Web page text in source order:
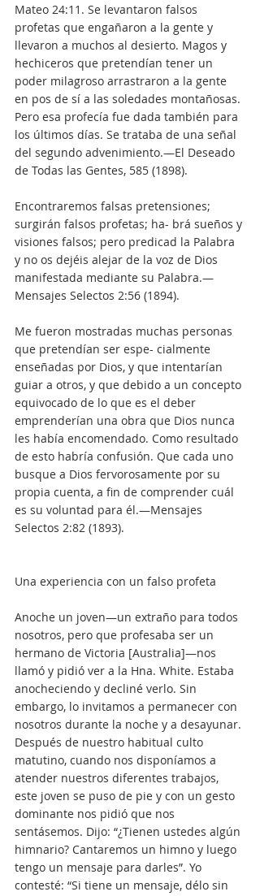
Mateo 24:11. Se levantaron falsos
profetas que engañaron a la gente y
llevaron a muchos al desierto. Magos y
hechiceros que pretendían tener un
poder milagroso arrastraron a la gente
en pos de sí a las soledades montañosas.
Pero esa profecía fue dada también para
los últimos días. Se trataba de una señal
del segundo advenimiento.—El Deseado
de Todas las Gentes, 585 (1898).
Encontraremos falsas pretensiones;
surgirán falsos profetas; ha- brá sueños y
visiones falsos; pero predicad la Palabra
y no os dejéis alejar de la voz de Dios
manifestada mediante su Palabra.—
Mensajes Selectos 2:56 (1894).
Me fueron mostradas muchas personas
que pretendían ser espe- cialmente
enseñadas por Dios, y que intentarían
guiar a otros, y que debido a un concepto
equivocado de lo que es el deber
emprenderían una obra que Dios nunca
les había encomendado. Como resultado
de esto habría confusión. Que cada uno
busque a Dios fervorosamente por su
propia cuenta, a fin de comprender cuál
es su voluntad para él.—Mensajes
Selectos 2:82 (1893).
Una experiencia con un falso profeta
Anoche un joven—un extraño para todos
nosotros, pero que profesaba ser un
hermano de Victoria [Australia]—nos
llamó y pidió ver a la Hna. White. Estaba
anocheciendo y decliné verlo. Sin
embargo, lo invitamos a permanecer con
nosotros durante la noche y a desayunar.
Después de nuestro habitual culto
matutino, cuando nos disponíamos a
atender nuestros diferentes trabajos,
este joven se puso de pie y con un gesto
dominante nos pidió que nos
sentásemos. Dijo: “¿Tienen ustedes algún
himnario? Cantaremos un himno y luego
tengo un mensaje para darles”. Yo
contesté: “Si tiene un mensaje, délo sin